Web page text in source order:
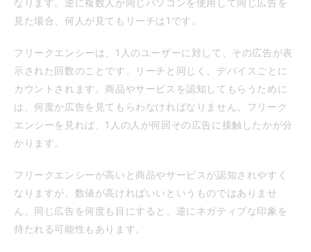
見た場合、何人が見てもリーチは1です。
フリークエンシーは、1人のユーザーに対して、その広告が表
示された回数のことです。リーチと同じく、デバイスごとに
カウントされます。商品やサービスを認知してもらうために
は、何度か広告を見てもらわなければなりません。フリーク
エンシーを見れば、1人の人が何回その広告に接触したかが分
かります。
フリークエンシーが高いと商品やサービスが認知されやすく
なりますが、数値が高ければいいというものではありませ
ん。同じ広告を何度も目にすると、逆にネガティブな印象を
持たれる可能性もあります。